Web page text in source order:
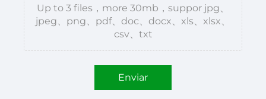
Up to 3 files，more 30mb，suppor jpg、
jpeg、png、pdf、doc、docx、xls、xlsx、
csv、txt
Enviar